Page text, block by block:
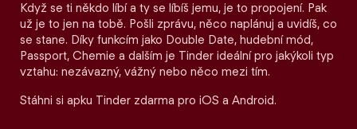
Když se ti někdo líbí a ty se líbíš jemu, je to propojení. Pak
už je to jen na tobě. Pošli zprávu, něco naplánuj a uvidíš, co
se stane. Díky funkcím jako Double Date, hudební mód,
Passport, Chemie a dalším je Tinder ideální pro jakýkoli typ
vztahu: nezávazný, vážný nebo něco mezi tím.
Stáhni si apku Tinder zdarma pro iOS a Android.